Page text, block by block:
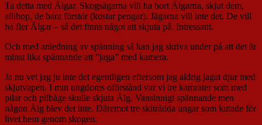
Ta detta med Älgar. Skogsägarna vill ha bort Älgarna, skjut dem,
allihop, de bara förstör (kostar pengar). Jägarna vill inte det. De vill
ha fler Älgar – så det finns något att skjuta på. Intressant.
Och med anledning av spänning så kan jag skriva under på att det är
minst lika spännande att ”jaga” med kamera.
Ja nu vet jag ju inte det egentligen eftersom jag aldrig jagat djur med
skjutvapen. I min ungdoms oförstånd var vi tre kamrater som med
pilar och pilbåge skulle skjuta Älg. Vansinnigt spännande men
någon Älg blev det inte. Däremot tre skiträdda ungar som kutade för
livet hem genom skogen.